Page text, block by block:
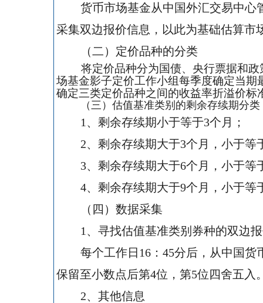
货币市场基金从中国外汇交易中心
采集双边报价信息，以此为基础估算市
（二）定价品种的分类
将定价品种分为国债、央行票据和
场基金影子定价工作小组每季度确定当
确定三类定价品种之间的收益率折溢价
（三）估值基准类别的剩余存续期分类
1 、剩余存续期小于等于3个月；
2、剩余存续期大于3个月，小于等
3、剩余存续期大于6个月，小于等
4、剩余存续期大于9个月，小于等
（四）数据采集
1 、寻找估值基准类别券种的双边
每个工作日 16： 45分后，从中国货
保留至小数点后第4位，第5位四舍五入
2、其他信息